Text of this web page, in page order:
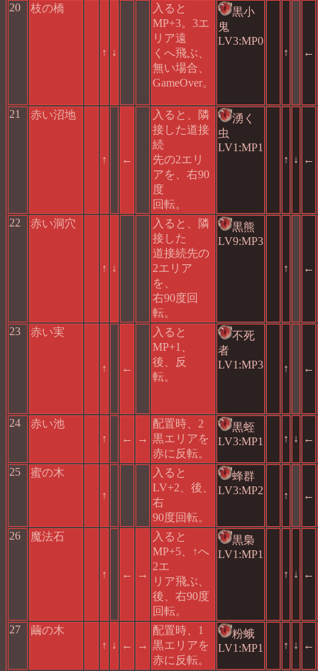
20 枝の橋
↑ ↓
入ると
MP+3。3エ
リア遠
くへ飛ぶ、
無い場合、
GameOver。
黒小
鬼
LV3:MP0
↑
←
21 赤い沼地
↑ ←
入ると、隣
接した道接
続
先の2エリ
アを、右90
度
回転。
湧く
虫
LV1:MP1
↑ ↓ ←
22 赤い洞穴
↑ ↓
入ると、隣
接した
道接続先の
2エリア
を、
右90度回
転。
黒熊
LV9:MP3
↑ ←
23 赤い実
↑ ←
入ると
MP+1、
後、反
転。
不死
者
LV1:MP3
↑ ←
24
赤い池
↑
← →
配置時、2
黒エリアを
赤に反転。
黒蛭
LV3:MP1
↑ ↓ ←
25
蜜の木
↑
入ると
LV+2、後、
右
90度回転。
蜂群
LV3:MP2
↑ ←
26 魔法石
↑ ← →
入ると
MP+5、↑へ
2エ
リア飛ぶ、
後、右90度
回転。
黒梟
LV1:MP1
↑ ↓ ←
27
繭の木
↑ ↓ ← →
配置時、1
黒エリアを
赤に反転。
粉蛾
LV1:MP1
↑ ↓ ←